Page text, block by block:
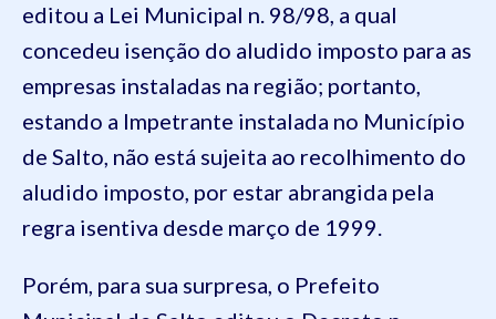
editou a Lei Municipal n. 98/98, a qual
concedeu isenção do aludido imposto para as
empresas instaladas na região; portanto,
estando a Impetrante instalada no Município
de Salto, não está sujeita ao recolhimento do
aludido imposto, por estar abrangida pela
regra isentiva desde março de 1999.
Porém, para sua surpresa, o Prefeito